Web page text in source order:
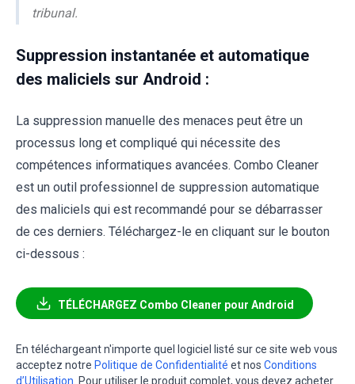
tribunal.
Suppression instantanée et automatique
des maliciels sur Android :
La suppression manuelle des menaces peut être un
processus long et compliqué qui nécessite des
compétences informatiques avancées. Combo Cleaner
est un outil professionnel de suppression automatique
des maliciels qui est recommandé pour se débarrasser
de ces derniers. Téléchargez-le en cliquant sur le bouton
ci-dessous :
TÉLÉCHARGEZ Combo Cleaner pour Android
En téléchargeant n'importe quel logiciel listé sur ce site web vous
acceptez notre Politique de Confidentialité et nos Conditions
d’Utilisation . Pour utiliser le produit complet, vous devez acheter